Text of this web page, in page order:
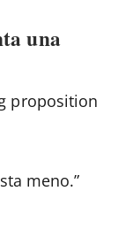
una
proposition
meno.”